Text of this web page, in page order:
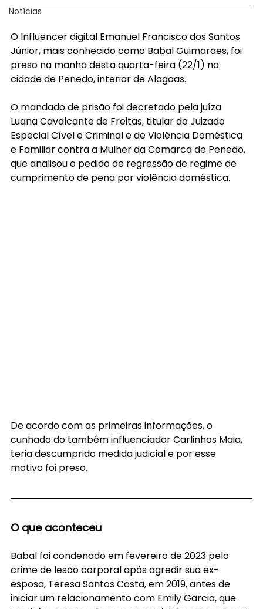
Notícias
O Influencer digital Emanuel Francisco dos Santos
Júnior, mais conhecido como Babal Guimarães, foi
preso na manhã desta quarta-feira (22/1) na
cidade de Penedo, interior de Alagoas.
O mandado de prisão foi decretado pela juíza
Luana Cavalcante de Freitas, titular do Juizado
Especial Cível e Criminal e de Violência Doméstica
e Familiar contra a Mulher da Comarca de Penedo,
que analisou o pedido de regressão de regime de
cumprimento de pena por violência doméstica.
De acordo com as primeiras informações, o
cunhado do também influenciador Carlinhos Maia,
teria descumprido medida judicial e por esse
motivo foi preso.
O que aconteceu
Babal foi condenado em fevereiro de 2023 pelo
crime de lesão corporal após agredir sua ex-
esposa, Teresa Santos Costa, em 2019, antes de
iniciar um relacionamento com Emily Garcia, que